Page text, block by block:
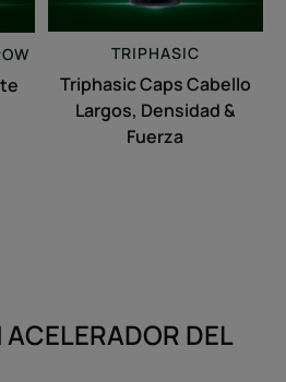
TRIPHASIC
Triphasic Caps Cabello
Largos, Densidad &
Fuerza
DEL